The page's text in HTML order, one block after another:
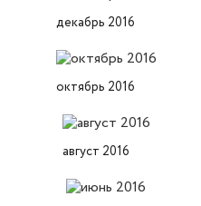
декабрь 2016
октябрь 2016
август 2016